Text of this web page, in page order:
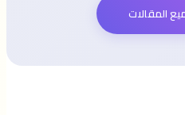
المقالات